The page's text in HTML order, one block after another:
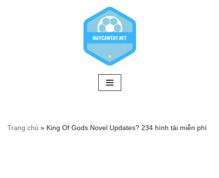
Trang chủ » King Of Gods Novel Updates? 234 hình tải miễn phí